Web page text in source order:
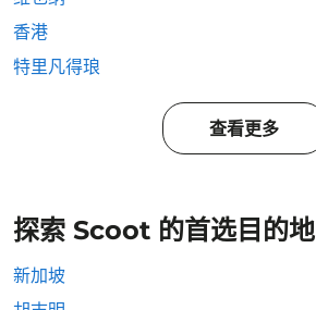
香港
特里凡得琅
查看更多
探索 Scoot 的首选目的地
新加坡